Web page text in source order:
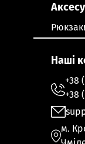
Наші
+38
+38
м.